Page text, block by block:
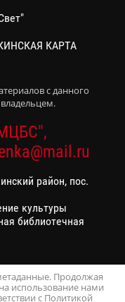
с данного
район, пос.
культуры
библиотечная
КАРТА
Продолжая
использование нами
с Политикой